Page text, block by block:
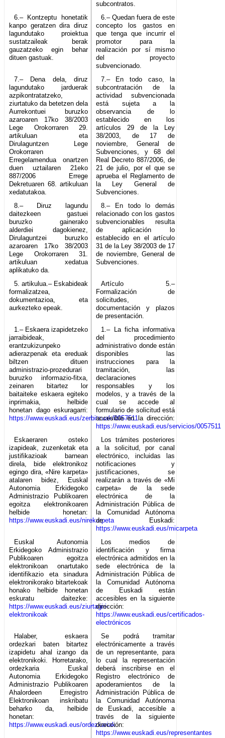
subcontratos.
6.– Kontzeptu honetatik
kanpo geratzen dira diruz
lagundutako proiektua
sustatzaileak berak
gauzatzeko egin behar
dituen gastuak.
6.– Quedan fuera de este
concepto los gastos en
que tenga que incurrir el
promotor para la
realización por sí mismo
del proyecto
subvencionado.
7.– Dena dela, diruz
lagundutako jarduerak
azpikontratatzeko,
ziurtatuko da betetzen dela
Aurrekontuei buruzko
azaroaren 17ko 38/2003
Lege Orokorraren 29.
artikuluan eta
Dirulaguntzen Lege
Orokorraren
Erregelamendua onartzen
duen uztailaren 21eko
887/2006 Errege
Dekretuaren 68. artikuluan
xedatutakoa.
7.– En todo caso, la
subcontratación de la
actividad subvencionada
está sujeta a la
observancia de lo
establecido en los
artículos 29 de la Ley
38/2003, de 17 de
noviembre, General de
Subvenciones, y 68 del
Real Decreto 887/2006, de
21 de julio, por el que se
aprueba el Reglamento de
la Ley General de
Subvenciones.
8.– Diruz lagundu
daitezkeen gastuei
buruzko gainerako
alderdiei dagokienez,
Dirulaguntzei buruzko
azaroaren 17ko 38/2003
Lege Orokorraren 31.
artikuluan xedatua
aplikatuko da.
8.– En todo lo demás
relacionado con los gastos
subvencionables resulta
de aplicación lo
establecido en el artículo
31 de la Ley 38/2003 de 17
de noviembre, General de
Subvenciones.
5. artikulua.– Eskabideak
formalizatzea,
dokumentazioa, eta
aurkezteko epeak.
Artículo 5.–
Formalización de
solicitudes,
documentación y plazos
de presentación.
1.– Eskaera izapidetzeko
jarraibideak,
erantzukizunpeko
adierazpenak eta ereduak
biltzen dituen
administrazio-prozedurari
buruzko informazio-fitxa,
zeinaren bitartez lor
baitaiteke eskaera egiteko
inprimakia, helbide
honetan dago eskuragarri:
https://www.euskadi.eus/zerbitzuak/0057511
1.– La ficha informativa
del procedimiento
administrativo donde están
disponibles las
instrucciones para la
tramitación, las
declaraciones
responsables y los
modelos, y a través de la
cual se accede al
formulario de solicitud está
accesible en la dirección:
https://www.euskadi.eus/servicios/0057511
Eskaeraren osteko
izapideak, zuzenketak eta
justifikazioak barnean
direla, bide elektronikoz
egingo dira, «Nire karpeta»
atalaren bidez, Euskal
Autonomia Erkidegoko
Administrazio Publikoaren
egoitza elektronikoaren
helbide honetan:
https://www.euskadi.eus/nirekarpeta
Los trámites posteriores
a la solicitud, por canal
electrónico, incluidas las
notificaciones y
justificaciones, se
realizarán a través de «Mi
carpeta» de la sede
electrónica de la
Administración Pública de
la Comunidad Autónoma
de Euskadi:
https://www.euskadi.eus/micarpeta
Euskal Autonomia
Erkidegoko Administrazio
Publikoaren egoitza
elektronikoan onartutako
identifikazio eta sinadura
elektronikorako bitartekoak
honako helbide honetan
eskuratu daitezke:
https://www.euskadi.eus/ziurtagiri-
elektronikoak
Los medios de
identificación y firma
electrónica admitidos en la
sede electrónica de la
Administración Pública de
la Comunidad Autónoma
de Euskadi están
accesibles en la siguiente
dirección:
https://www.euskadi.eus/certificados-
electrónicos
Halaber, eskaera
ordezkari baten bitartez
izapidetu ahal izango da
elektronikoki. Horretarako,
ordezkaria Euskal
Autonomia Erkidegoko
Administrazio Publikoaren
Ahalordeen Erregistro
Elektronikoan inskribatu
beharko da, helbide
honetan:
https://www.euskadi.eus/ordezkariak
Se podrá tramitar
electrónicamente a través
de un representante, para
lo cual la representación
deberá inscribirse en el
Registro electrónico de
apoderamientos de la
Administración Pública de
la Comunidad Autónoma
de Euskadi, accesible a
través de la siguiente
dirección:
https://www.euskadi.eus/representantes